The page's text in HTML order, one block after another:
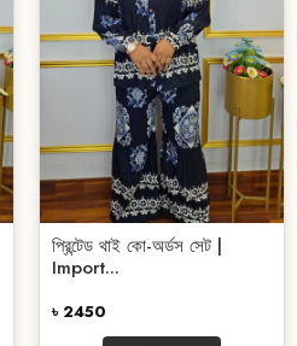
প্রিন্টেড থাই কো-অর্ডস সেট |
Import...
৳ 2450